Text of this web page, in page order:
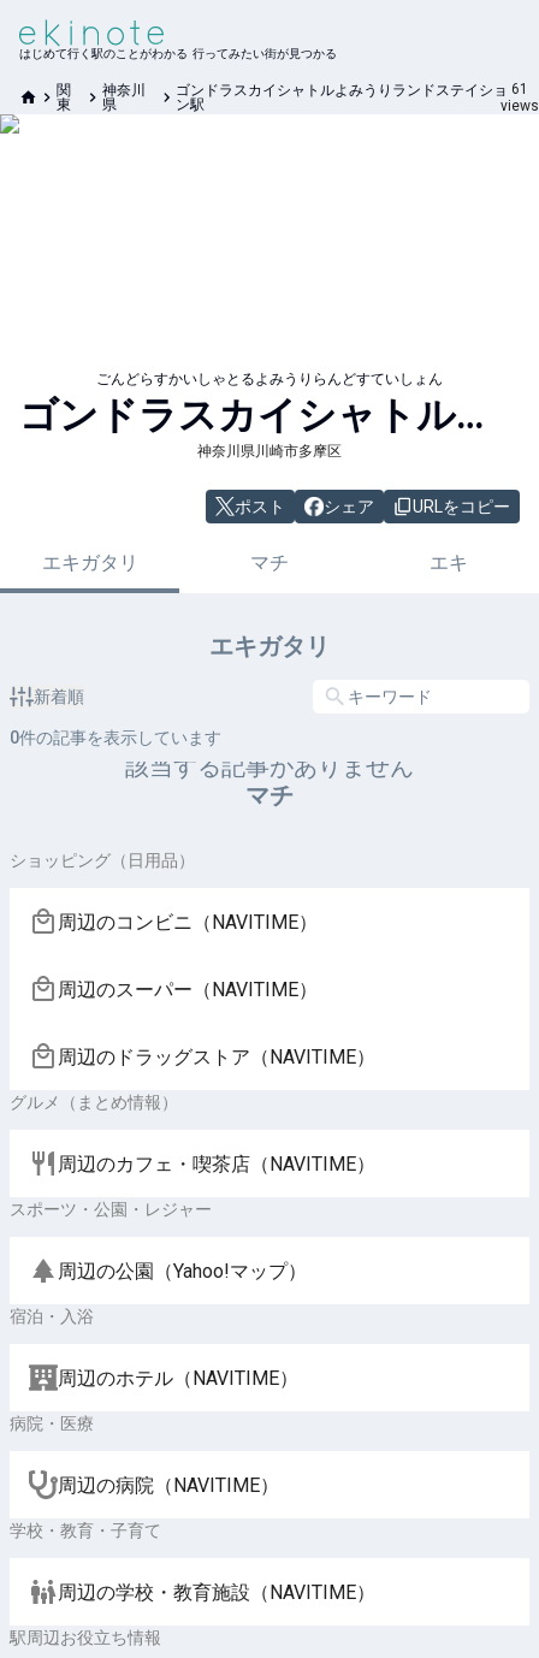
はじめて行く駅のことがわかる 行ってみたい街が見つかる
関
東
神奈川
県
ゴンドラスカイシャトルよみうりランドステイショ
ン駅
61
views
ごんどらすかいしゃとるよみうりらんどすていしょん
ゴンドラスカイシャトルよみうりランドステイション
神奈川県川崎市多摩区
ポスト シェア URLをコピー
エキガタリ マチ エキ
エキガタリ
新着順
0件の記事を表示しています
該当する記事がありません
マチ
ショッピング（日用品）
周辺のコンビニ（NAVITIME）
周辺のスーパー（NAVITIME）
周辺のドラッグストア（NAVITIME）
グルメ（まとめ情報）
周辺のカフェ・喫茶店（NAVITIME）
スポーツ・公園・レジャー
周辺の公園（Yahoo!マップ）
宿泊・入浴
周辺のホテル（NAVITIME）
病院・医療
周辺の病院（NAVITIME）
学校・教育・子育て
周辺の学校・教育施設（NAVITIME）
駅周辺お役立ち情報